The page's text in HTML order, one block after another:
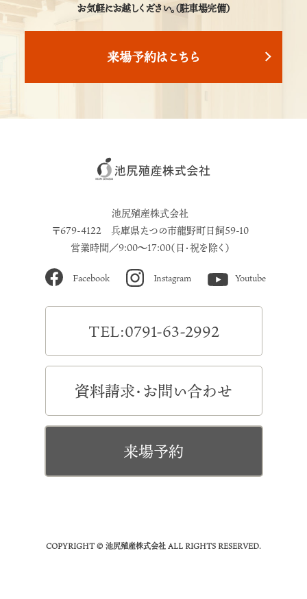
お気軽にお越しください。（駐車場完備）
来場予約はこちら
池尻殖産株式会社
〒679-4122 兵庫県たつの市龍野町日飼59-10
営業時間／9:00～17:00（日・祝を除く）
Facebook Instagram Youtube
TEL:0791-63-2992
資料請求・お問い合わせ
来場予約
COPYRIGHT © 池尻殖産株式会社 ALL RIGHTS RESERVED.